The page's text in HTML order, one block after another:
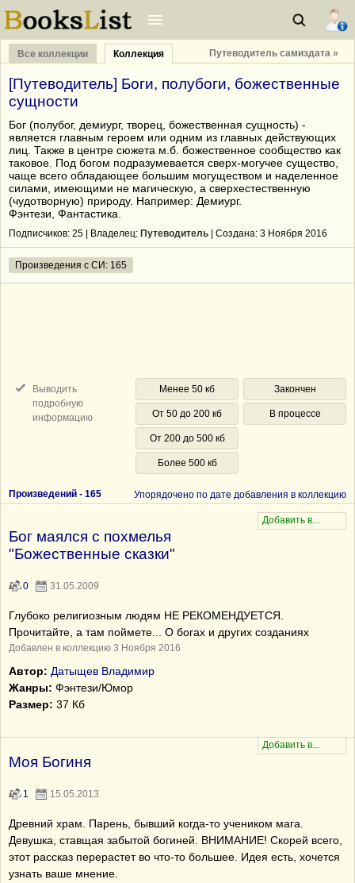
Все коллекции Коллекция Путеводитель самиздата »
[Путеводитель] Боги, полубоги, божественные
сущности
Бог (полубог, демиург, творец, божественная сущность) -
является главным героем или одним из главных действующих
лиц. Также в центре сюжета м.б. божественное сообщество как
таковое. Под богом подразумевается сверх-могучее существо,
чаще всего обладающее большим могуществом и наделенное
силами, имеющими не магическую, а сверхестественную
(чудотворную) природу. Например: Демиург.
Фэнтези, Фантастика.
Подписчиков: 25 | Владелец: Путеводитель | Cоздана: 3 Ноября 2016
Произведения с СИ: 165
Выводить
подробную
информацию
Менее 50 кб
От 50 до 200 кб
От 200 до 500 кб
Более 500 кб
Закончен
В процессе
Произведений - 165 Упорядочено по дате добавления в коллекцию
Бог маялся с похмелья
"Божественные сказки"
0 31.05.2009
Глубоко религиозным людям НЕ РЕКОМЕНДУЕТСЯ.
Прочитайте, а там поймете... О богах и других созданиях
Добавлен в коллекцию 3 Ноября 2016
Автор: Датыщев Владимир
Жанры: Фэнтези/Юмор
Размер: 37 Кб
Моя Богиня
1 15.05.2013
Древний храм. Парень, бывший когда-то учеником мага.
Девушка, ставщая забытой богиней. ВНИМАНИЕ! Скорей всего,
этот рассказ перерастет во что-то большее. Идея есть, хочется
узнать ваше мнение.